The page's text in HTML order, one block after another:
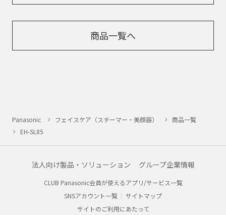
商品一覧へ
Panasonic フェイスケア（スチーマー・美顔器）
商品一覧
EH-SL85
法人向け製品・ソリューション グループ企業情報
CLUB Panasonic会員が使えるアプリ/サービス一覧
SNSアカウント一覧
サイトマップ
サイトのご利用にあたって